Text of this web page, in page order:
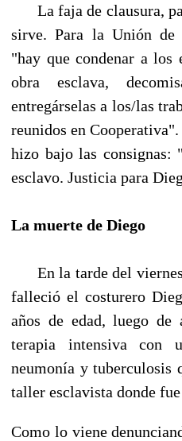
La faja de clausura,
sirve. Para la Unión de
"hay que condenar a los
obra esclava,
entregárselas a los/las
reunidos en
hizo bajo las
esclavo. Justicia para
La muerte de Diego
En la tarde del
falleció el costurero
años de edad, luego de
terapia intensiva con
neumonía y tuberculosis
taller esclavista donde
Como lo viene